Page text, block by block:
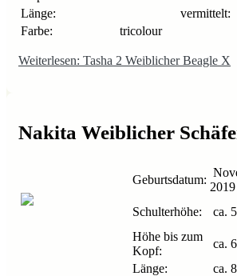
Länge:
vermittelt:
Farbe:
tricolour
Weiterlesen: Tasha 2 Weiblicher Beagle X
Nakita Weiblicher
Geburtsdatum:
2019
Schulterhöhe: ca.
Höhe bis zum
Kopf:
ca.
Länge:
ca.